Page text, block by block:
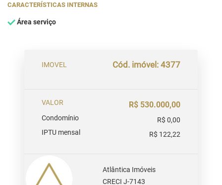
CARACTERÍSTICAS INTERNAS
Área serviço
IMOVEL Cód. imóvel: 4377
VALOR R$ 530.000,00
Condomínio
R$ 0,00
IPTU mensal
R$ 122,22
Atlântica Imóveis
CRECI J-7143